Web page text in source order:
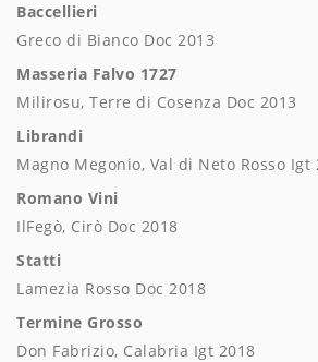
Baccellieri
Greco di Bianco Doc 2013
Masseria Falvo 1727
Milirosu, Terre di Cosenza Doc 2013
Librandi
Magno Megonio, Val di Neto Rosso Igt
Romano Vini
IlFegò, Cirò Doc 2018
Statti
Lamezia Rosso Doc 2018
Termine Grosso
Don Fabrizio, Calabria Igt 2018